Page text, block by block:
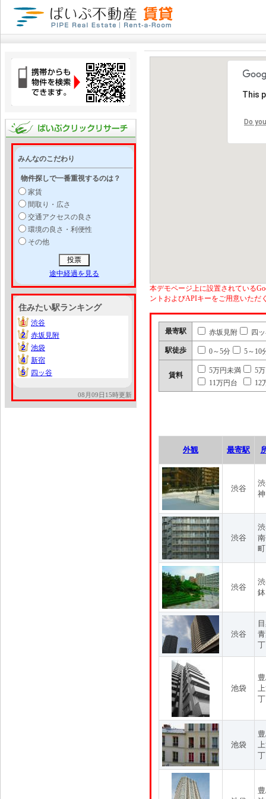
みんなのこだわり
物件探しで一番重視するのは？
家賃
間取り・広さ
交通アクセスの良さ
環境の良さ・利便性
その他
途中経過を見る
住みたい駅ランキング
1
1
渋谷
2
2
赤坂見附
2
2
池袋
4
4
新宿
5
5 四ッ谷
08月09日15時更新
This
Do
本デモページ上に設置されている
ントおよびAPIキーをご用意いただ
最寄駅 赤坂見附 四
駅徒歩 0～5分 5～10
賃料
5万円未満
5
11万円台
12
外観 最寄駅
渋谷
渋谷
渋谷
渋谷
池袋
池袋